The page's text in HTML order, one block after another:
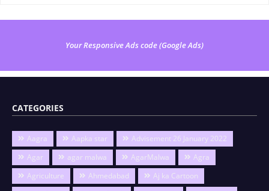
Your Responsive Ads code (Google Ads)
CATEGORIES
Aagra Aapka star
Advisement 26 January 2022
Agar
agar malwa AgarMalwa
Agra
Agriculture
Ahmedabad
Aj ka Cartoon